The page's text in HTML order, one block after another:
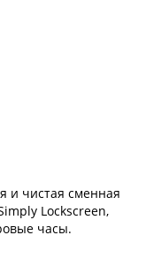
и чистая сменная
Lockscreen,
часы.